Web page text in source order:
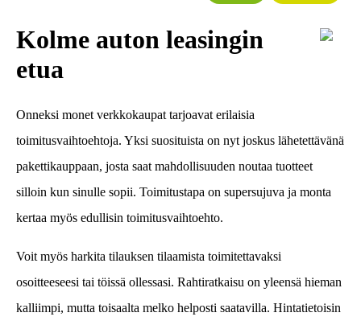
Kolme auton leasingin
etua
Onneksi monet verkkokaupat tarjoavat erilaisia
toimitusvaihtoehtoja. Yksi suosituista on nyt joskus lähetettävänä
pakettikauppaan, josta saat mahdollisuuden noutaa tuotteet
silloin kun sinulle sopii. Toimitustapa on supersujuva ja monta
kertaa myös edullisin toimitusvaihtoehto.
Voit myös harkita tilauksen tilaamista toimitettavaksi
osoitteeseesi tai töissä ollessasi. Rahtiratkaisu on yleensä hieman
kalliimpi, mutta toisaalta melko helposti saatavilla. Hintatietoisin